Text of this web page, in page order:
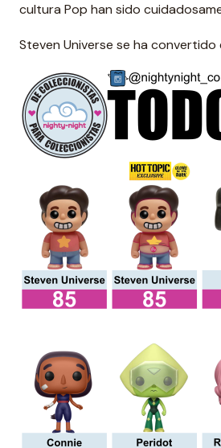
cultura Pop han sido
Steven Universe se ha